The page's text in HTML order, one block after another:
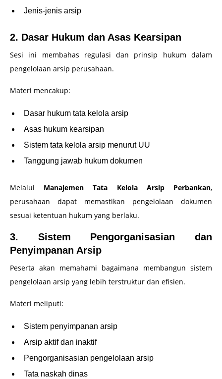
Jenis-jenis arsip
2. Dasar Hukum dan Asas Kearsipan
Sesi ini membahas regulasi dan prinsip hukum dalam
pengelolaan arsip perusahaan.
Materi mencakup:
Dasar hukum tata kelola arsip
Asas hukum kearsipan
Sistem tata kelola arsip menurut UU
Tanggung jawab hukum dokumen
Melalui Manajemen Tata Kelola Arsip Perbankan,
perusahaan dapat memastikan pengelolaan dokumen
sesuai ketentuan hukum yang berlaku.
3. Sistem Pengorganisasian dan
Penyimpanan Arsip
Peserta akan memahami bagaimana membangun sistem
pengelolaan arsip yang lebih terstruktur dan efisien.
Materi meliputi:
Sistem penyimpanan arsip
Arsip aktif dan inaktif
Pengorganisasian pengelolaan arsip
Tata naskah dinas